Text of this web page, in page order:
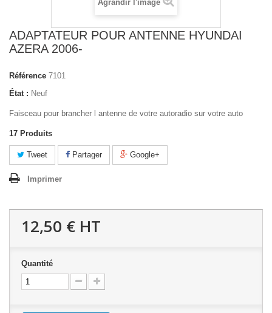
Agrandir l'image
ADAPTATEUR POUR ANTENNE HYUNDAI
AZERA 2006-
Référence 7101
État : Neuf
Faisceau pour brancher l antenne de votre autoradio sur votre auto
17 Produits
Tweet Partager Google+
Imprimer
12,50 € HT
Quantité